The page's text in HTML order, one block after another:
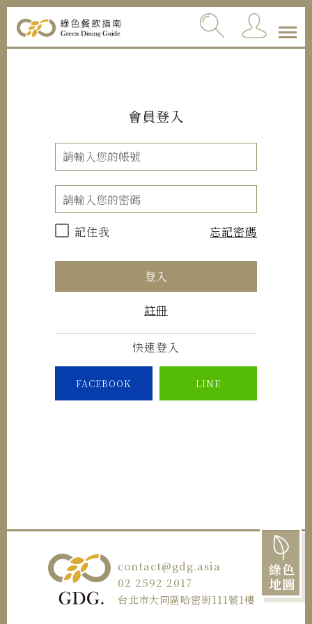
綠色
地圖
會員登入
記住我 忘記密碼
登入
註冊
快速登入
FACEBOOK LINE
contact@gdg.asia
02 2592 2017
台北市大同區哈密街111號1樓